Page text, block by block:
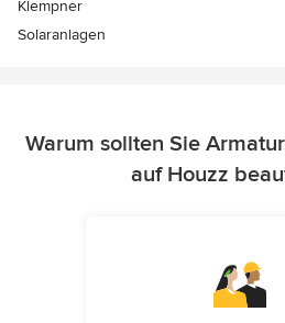
Klempner
Solaranlagen
Warum sollten Sie
auf Houzz